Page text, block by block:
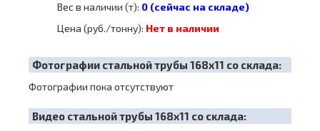
Вес в наличии (т): 0 (сейчас на складе)
Цена (руб./тонну): Нет в наличии
Фотографии стальной трубы 168х11 со склада:
Фотографии пока отсутствуют
Видео стальной трубы 168х11 со склада: